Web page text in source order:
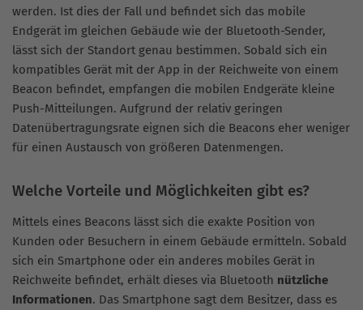
werden. Ist dies der Fall und befindet sich das mobile
Endgerät im gleichen Gebäude wie der Bluetooth-Sender,
lässt sich der Standort genau bestimmen. Sobald sich ein
kompatibles Gerät mit der App in der Reichweite von einem
Beacon befindet, empfangen die mobilen Endgeräte kleine
Push-Mitteilungen. Aufgrund der relativ geringen
Datenübertragungsrate eignen sich die Beacons eher weniger
für einen Austausch von größeren Datenmengen.
Welche Vorteile und Möglichkeiten gibt es?
Mittels eines Beacons lässt sich die exakte Position von
Kunden oder Besuchern in einem Gebäude ermitteln. Sobald
sich ein Smartphone oder ein anderes mobiles Gerät in
Reichweite befindet, erhält dieses via Bluetooth nützliche
Informationen. Das Smartphone sagt dem Besitzer, dass es